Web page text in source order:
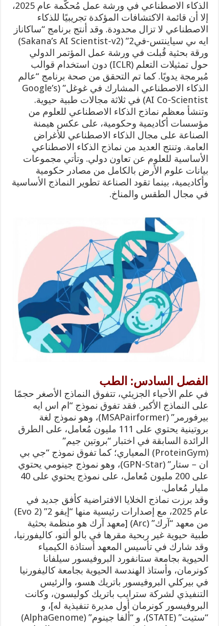
الذكاء الاصطناعي في ورشة عمل مُحكّمة عام 2025،
إلا أن قائمة الاكتشافات المؤكدة تجريبيًا للذكاء
الاصطناعي لا تزال محدودة. وقد أنتج برنامج “ساكاناز
ايه ىي سياينتس-في2” (Sakana’s AI Scientist-v2)
ورقة بحثية قُبلت في ورشة عمل المؤتمر الدولي
حول تمثيلات التعلم (ICLR) دون استخدام قوالب
مُبرمجة يدويًا. كما تم التحقق من صحة برنامج “عالم
الذكاء الاصطناعي المشارك في غوغل” (Google’s
AI Co-Scientist) في ثلاثة مجالات طبية حيوية.
وتنشأ معظم نماذج الذكاء الاصطناعي للعلوم من
مؤسسات أكاديمية وحكومية، على عكس هيمنة
الصناعة على مجال الذكاء الاصطناعي للأغراض
العامة. وتنتج العديد من نماذج الذكاء الاصطناعي
الأساسية للعلوم عن تعاون دولي. وتأتي مجموعات
بيانات علوم الأرض بالكامل من مصادر حكومية
وأكاديمية، بينما تقود الصناعة تطوير النماذج الأساسية
في مجال الطقس والمناخ.
الفصل السادس: الطب
في علم الأحياء الجزيئي، تتفوق النماذج الأصغر حجمًا
على النماذج الأكبر. فقد تفوق نموذج “ام اس ايه
بيرفورمر” (MSAPairformer)، وهو نموذج لغة
بروتينية يحتوي على 111 مليون مُعامل، على الطرق
الرائدة السابقة في اختبار “بروتين جيم”
(ProteinGym) المعياري؛ كما تفوق نموذج “جي بي
ان – ستار” (GPN-Star)، وهو نموذج جينومي يحتوي
على 200 مليون مُعامل، على نموذج يحتوي على 40
مليار مُعامل.
وقد برزت نماذج الخلايا الافتراضية كأفق جديد في
عام 2025، مع إصدارات رئيسية منها “إيفو 2” (Evo 2)
من معهد “آرك” (Arc) [معهد آرك هو منظمة بحثية
طبية حيوية غير ربحية مقرها في بالو ألتو، كاليفورنيا،
وقد شارك في تأسيس المعهد أستاذة الكيمياء
الحيوية بجامعة ستانفورد البروفيسور سيلفانا
كونرمان، وأستاذ الهندسة الحيوية بجامعة كاليفورنيا
في بيركلي البروفيسور باتريك هسو، والرئيس
التنفيذي لشركة سترايب باتريك كوليسون، وكانت
البروفيسور كونرمان أول مديرة تنفيذية له]، و
“ستيت” (STATE)، و “ألفا جينوم” (AlphaGenome)